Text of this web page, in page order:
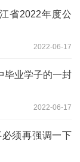
省2022年度公
2022-06-17
毕业学子的一封
2022-06-17
须再强调一下